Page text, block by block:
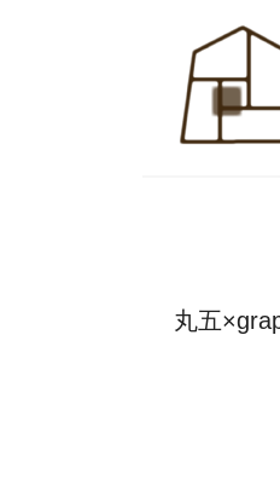
丸五